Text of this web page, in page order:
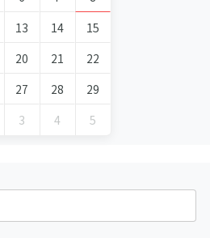
13 14
15
20 21
22
27 28
29
3 4 5